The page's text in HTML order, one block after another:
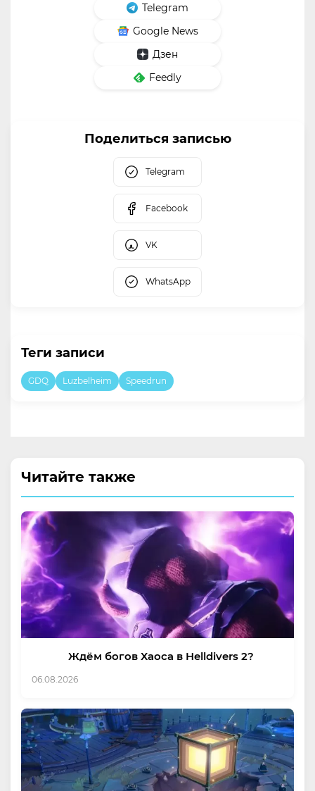
Telegram
Google News
Дзен
Feedly
Поделиться записью
Telegram
Facebook
VK
WhatsApp
Теги записи
GDQ Luzbelheim Speedrun
Читайте также
Ждём богов Хаоса в Helldivers 2?
06.08.2026